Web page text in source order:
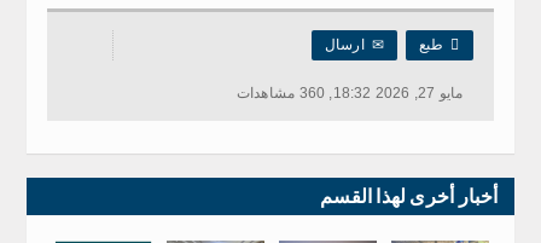
 طبع ✉ارسال
مايو 27, 2026 18:32, 360 مشاهدات
أخبار أخرى لهذا القسم